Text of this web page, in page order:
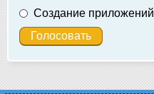
Создание приложений